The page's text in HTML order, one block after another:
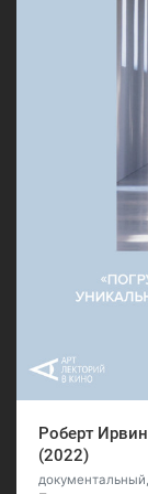
Роберт
(2022)